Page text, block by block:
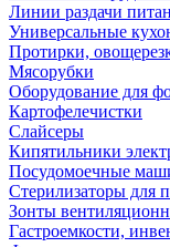
Линии раздачи
Универсальные
Протирки,
Мясорубки
Оборудование для
Картофелечистки
Слайсеры
Кипятильники
Посудомоечные
Стерилизаторы для
Зонты
Гастроемкости,